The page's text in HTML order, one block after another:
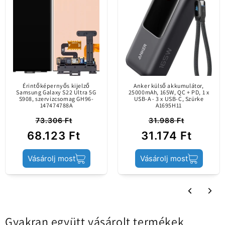
Tartalmi információk
Eredeti alkatrész /
piacra csak hivatalos
csatornákon
keresztül került
bevezetésre. A mobil
készített.
Érintőképernyős kijelző
Samsung Galaxy S22 Ultra 5G
S908, szervizcsomag GH96-
147474788A
73.306 Ft
68.123 Ft
Vásárolj most
Anker külső akkumulátor,
25000mAh, 165W, QC + PD, 1 x
USB-A - 3 x USB-C, Szürke
A1695H11
31.988 Ft
31.174 Ft
Vásárolj most
Gyakran együtt vásárolt termékek